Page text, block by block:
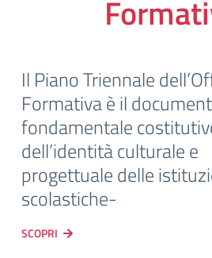
Il Piano Triennale
Formativa è il
fondamentale
dell’identità culturale e
progettuale delle
scolastiche-
SCOPRI